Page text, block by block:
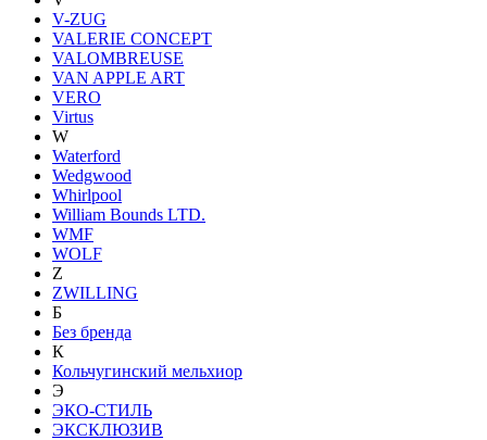
V-ZUG
VALERIE CONCEPT
VALOMBREUSE
VAN APPLE ART
VERO
Virtus
W
Waterford
Wedgwood
Whirlpool
William Bounds LTD.
WMF
WOLF
Z
ZWILLING
Б
Без бренда
К
Кольчугинский мельхиор
Э
ЭКО-СТИЛЬ
ЭКСКЛЮЗИВ